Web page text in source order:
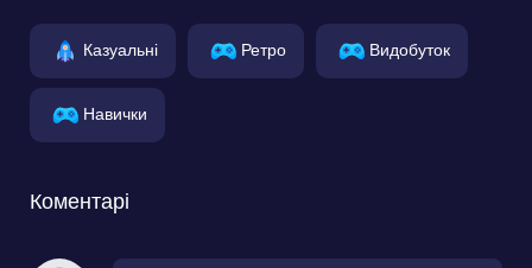
Казуальні Ретро Видобуток
Навички
Коментарі